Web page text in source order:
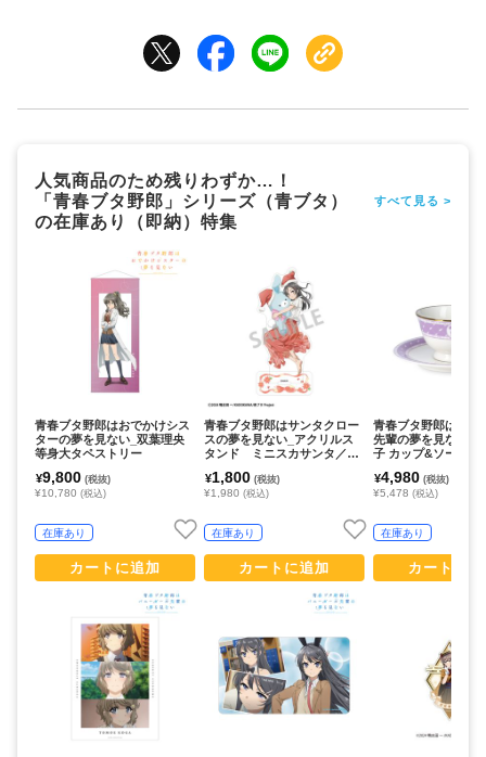
人気商品のため残りわずか…！
「青春ブタ野郎」シリーズ（青ブタ）
の在庫あり（即納）特集
すべて見る >
青春ブタ野郎はおでかけシス
ターの夢を見ない_双葉理央
等身大タペストリー
¥9,800 (税抜)
¥10,780 (税込)
在庫あり
カートに追加
青春ブタ野郎はサンタクロー
スの夢を見ない_アクリルス
タンド ミニスカサンタ／う
¥1,800 (税抜)
¥1,980 (税込)
在庫あり
カートに追加
青春ブタ野郎はバニ
先輩の夢を見ない_
子 カップ&ソーサー
¥4,980 (税抜)
¥5,478 (税込)
在庫あり
カートに